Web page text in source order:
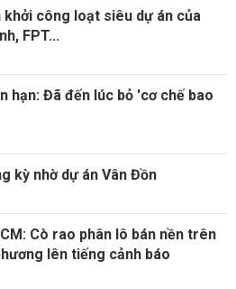
khởi công loạt siêu dự án của
FPT...
hạn: Đã đến lúc bỏ 'cơ chế bao
kỳ nhờ dự án Vân Đồn
Cò rao phân lô bán nền trên
lên tiếng cảnh báo